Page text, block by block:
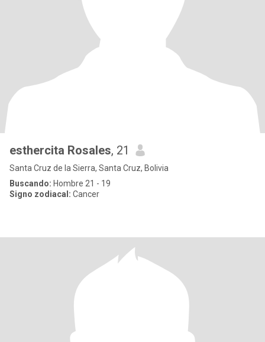
esthercita Rosales, 21
Santa Cruz de la Sierra, Santa Cruz, Bolivia
Buscando: Hombre 21 - 19
Signo zodiacal: Cancer